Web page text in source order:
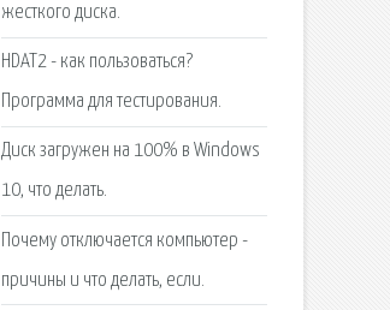
жесткого диска.
HDAT2 - как пользоваться?
Программа для тестирования.
Диск загружен на 100% в Windows
10, что делать.
Почему отключается компьютер -
причины и что делать, если.